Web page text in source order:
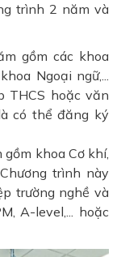
trình 2 năm và
gồm các khoa
Ngoại ngữ,...
THCS hoặc văn
có thể đăng ký
khoa Cơ khí,
trình này
trường nghề và
A-level,... hoặc